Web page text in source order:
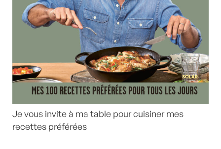
Je vous invite à ma table pour cuisiner mes
recettes préférées